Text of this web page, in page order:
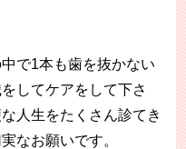
で1本も歯を抜かない
してケアをして下さ
人生をたくさん診てき
なお願いです。